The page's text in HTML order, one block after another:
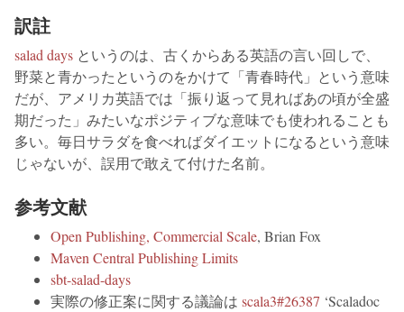
訳註
salad days というのは、古くからある英語の言い回しで、
野菜と青かったというのをかけて「青春時代」という意味
だが、アメリカ英語では「振り返って見ればあの頃が全盛
期だった」みたいなポジティブな意味でも使われることも
多い。毎日サラダを食べればダイエットになるという意味
じゃないが、誤用で敢えて付けた名前。
参考文献
Open Publishing, Commercial Scale, Brian Fox
Maven Central Publishing Limits
sbt-salad-days
実際の修正案に関する議論は scala3#26387 ‘Scaladoc